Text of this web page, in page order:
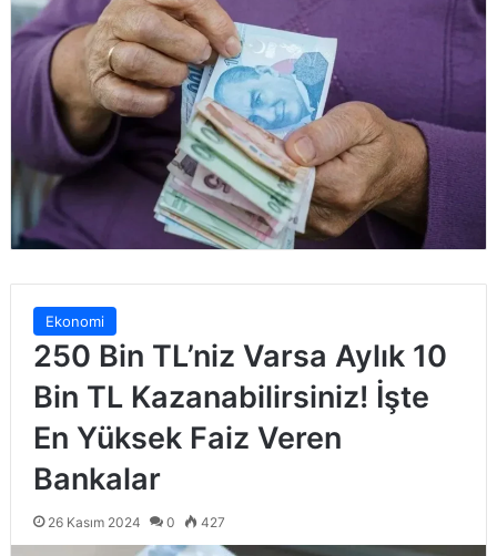
Ekonomi
250 Bin TL’niz Varsa Aylık 10
Bin TL Kazanabilirsiniz! İşte
En Yüksek Faiz Veren
Bankalar
26 Kasım 2024 0 427